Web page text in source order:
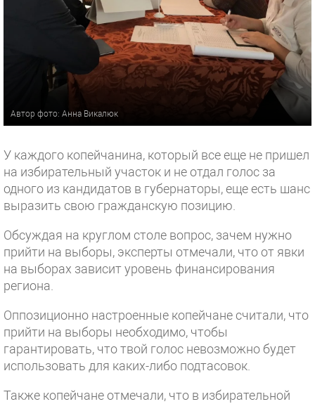
Автор фото: Анна Викалюк
У каждого копейчанина, который все еще не пришел
на избирательный участок и не отдал голос за
одного из кандидатов в губернаторы, еще есть шанс
выразить свою гражданскую позицию.
Обсуждая на круглом столе вопрос, зачем нужно
прийти на выборы, эксперты отмечали, что от явки
на выборах зависит уровень финансирования
региона.
Оппозиционно настроенные копейчане считали, что
прийти на выборы необходимо, чтобы
гарантировать, что твой голос невозможно будет
использовать для каких-либо подтасовок.
Также копейчане отмечали, что в избирательной